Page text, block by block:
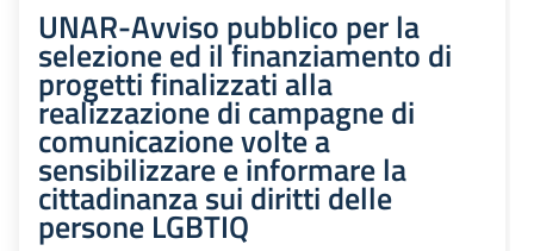
UNAR-Avviso pubblico per la
selezione ed il finanziamento di
progetti finalizzati alla
realizzazione di campagne di
comunicazione volte a
sensibilizzare e informare la
cittadinanza sui diritti delle
persone LGBTIQ